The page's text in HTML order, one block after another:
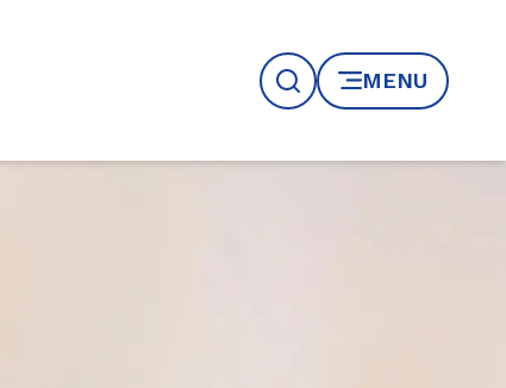
RechercheMENU